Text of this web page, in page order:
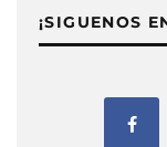
¡SIGUENOS